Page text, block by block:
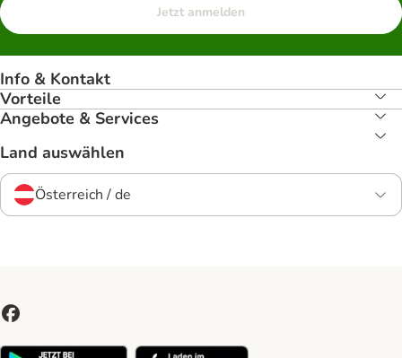
Jetzt anmelden
Info & Kontakt
Vorteile
Angebote & Services
Land auswählen
Österreich / de